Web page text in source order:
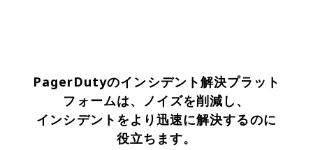
PagerDutyのインシデント解決プラット
フォームは、ノイズを削減し、
インシデントをより迅速に解決するのに
役立ちます。